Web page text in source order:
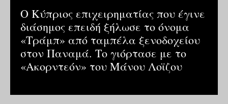
Ο Κύπριος επιχειρηματίας που έγινε
διάσημος επειδή ξήλωσε το όνομα
«Τράμπ» από ταμπέλα ξενοδοχείου
στον Παναμά. Το γιόρτασε με το
«Ακορντεόν» του Μάνου Λοϊζου